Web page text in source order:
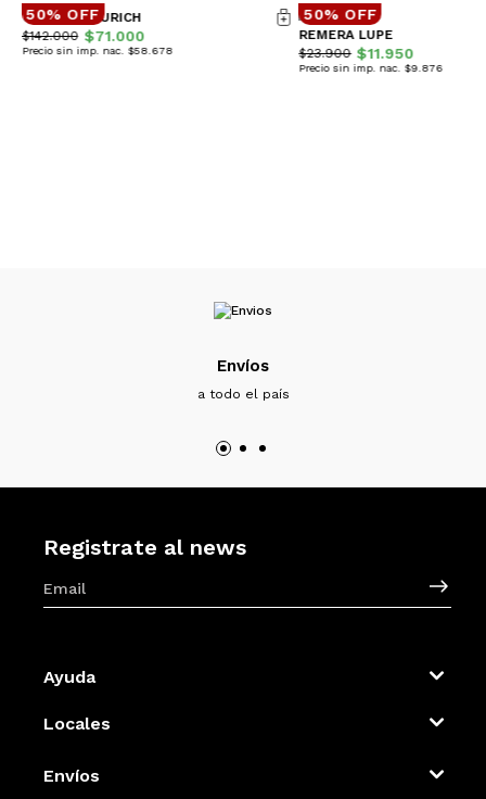
50% OFF
CAMPERA ZURICH
$142.000 $71.000
Precio sin imp. nac. $58.678
50% OFF
REMERA LUPE
$23.900 $11.950
Precio sin imp. nac. $9.876
Envíos
a todo el país
Registrate al news
Ayuda
Locales
Envíos